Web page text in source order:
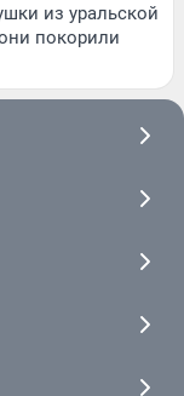
из уральской
покорили